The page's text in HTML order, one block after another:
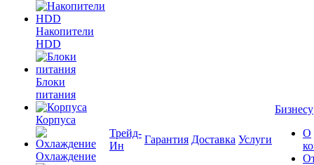
Накопители
HDD
Блоки
питания
Корпуса
Охлаждение
Трейд-
Ин
Гарантия Доставка Услуги
Бизнесу
О